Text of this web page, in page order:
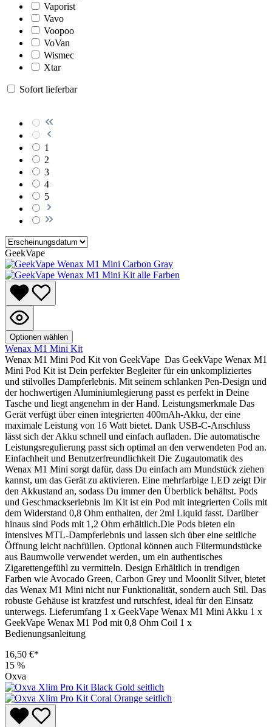
Vaporist
Vavo
Voopoo
VoVan
Wismec
Xtar
Sofort lieferbar
1
2
3
4
5
GeekVape
Optionen wählen
Wenax M1 Mini Kit
Wenax M1 Mini Pod Kit von GeekVape Das GeekVape Wenax M1
Mini Pod Kit ist Dein perfekter Begleiter für ein unkompliziertes
und stilvolles Dampferlebnis. Mit seinem schlanken Pen-Design und
der hochwertigen Aluminiumlegierung passt es perfekt in Deine
Tasche und liegt angenehm in der Hand. Leistungsmerkmale Das
Gerät verfügt über einen integrierten 400mAh-Akku, der eine
maximale Leistung von 16 Watt bietet. Dank USB-C-Anschluss
lässt sich der Akku schnell und einfach aufladen. Die automatische
Leistungsregulierung passt sich optimal an den verwendeten Pod an.
Einfachheit und Benutzerfreundlichkeit Die Zugautomatik des
Wenax M1 Mini sorgt dafür, dass Du einfach am Mundstück ziehen
kannst, um das Gerät zu aktivieren. Eine mehrfarbige LED zeigt Dir
den Akkustand an, sodass Du immer den Überblick behältst. Pods
und Geschmackserlebnis Im Kit ist ein Pod mit integrierten Coils mit
dem Widerstand 0,8 Ohm enthalten, der 2ml Liquid fasst. Darüber
hinaus sind Pods mit 1,2 Ohm erhältlich.Die Pods bieten ein
intensives MTL-Dampferlebnis und lassen sich über eine seitliche
Öffnung leicht nachfüllen. Optional können auch Filtermundstücke
aus Baumwolle verwendet werden, um ein authentisches
Zigarettengefühl zu vermitteln. Design Erhältlich in trendigen
Farben wie Avocado Green, Carbon Grey und Moonlit Silver, bietet
das Wenax M1 Mini nicht nur Funktionalität, sondern auch Stil. Das
robuste Gehäuse ist kratzfest und rutschfest, ideal für den Einsatz
unterwegs. Lieferumfang 1 x GeekVape Wenax M1 Mini Akku 1 x
GeekVape Wenax M1 Pod mit 0,8 Ohm Coil 1 x
Bedienungsanleitung
16,50 €*
15 %
Oxva